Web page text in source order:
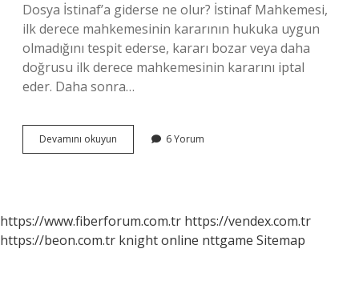
Dosya İstinaf’a giderse ne olur? İstinaf Mahkemesi,
ilk derece mahkemesinin kararının hukuka uygun
olmadığını tespit ederse, kararı bozar veya daha
doğrusu ilk derece mahkemesinin kararını iptal
eder. Daha sonra…
Devamını okuyun
Mahkemesinde
Sürer
6 Yorum
https://www.fiberforum.com.tr https://vendex.com.tr
https://beon.com.tr knight online nttgame Sitemap